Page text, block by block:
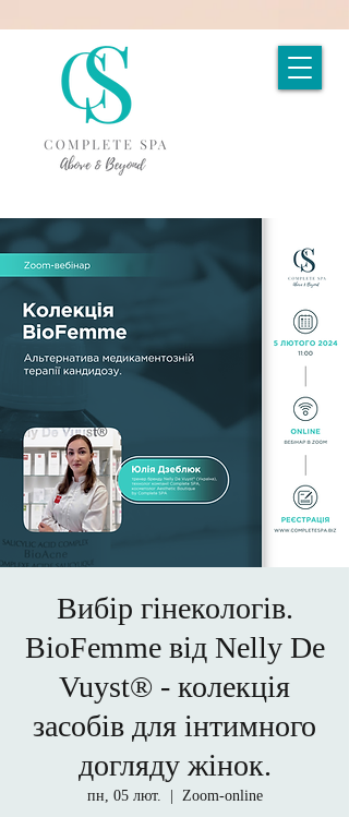
Вибір гінекологів.
BioFemme від Nelly De
Vuyst® - колекція
засобів для інтимного
догляду жінок.
пн, 05 лют. Zoom-online